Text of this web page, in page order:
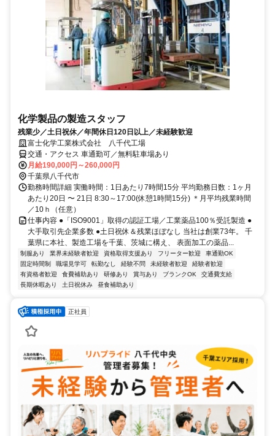
化学製品の製造スタッフ
残業少／土日祝休／年間休日120日以上／未経験歓迎
富士化学工業株式会社 八千代工場
交通・アクセス 車通勤可／無料駐車場あり
月給190,000円～260,000円
千葉県八千代市
勤務時間詳細 実働時間：1日あたり7時間15分 平均勤務日数：1ヶ月
あたり20日 〜 21日 8:30～17:00(休憩1時間15分) ＊月平均残業時間
／10ｈ（任意）
仕事内容 ●「ISO9001」取得の認証工場／工業薬品100％受託製造 ●
大手取引先企業多数 ●土日祝休＆残業ほぼなし 当社は創業73年。 千
葉県に本社、製造工場を千葉、茨城に構え、 表面加工の薬品...
制服あり 業界未経験者歓迎 資格取得支援あり フリーター歓迎
車通勤OK
固定時間制
職場見学可 転勤なし 経験不問 未経験者歓迎
経験者歓迎
有資格者歓迎
食費補助あり 研修あり 賞与あり ブランクOK
交通費支給
長期休暇あり
土日祝休み 昼食補助あり
正社員